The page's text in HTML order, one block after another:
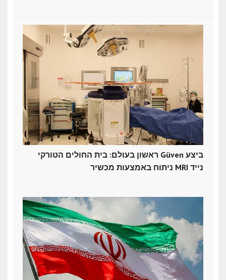
ראשון בעולם: בית החולים הטורקי Güven ביצע
ניתוח באמצעות מכשיר MRI נייד